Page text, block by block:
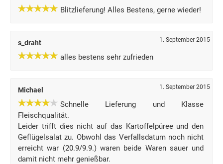
Blitzlieferung! Alles Bestens, gerne wieder!
s_draht 1. September 2015
alles bestens sehr zufrieden
Michael 1. September 2015
Schnelle Lieferung und Klasse
Fleischqualität.
Leider trifft dies nicht auf das Kartoffelpüree und den
Geflügelsalat zu. Obwohl das Verfallsdatum noch nicht
erreicht war (20.9/9.9.) waren beide Waren sauer und
damit nicht mehr genießbar.